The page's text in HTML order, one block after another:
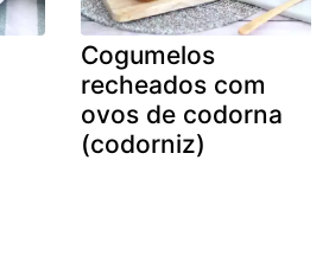
Cogumelos
recheados com
ovos de codorna
(codorniz)